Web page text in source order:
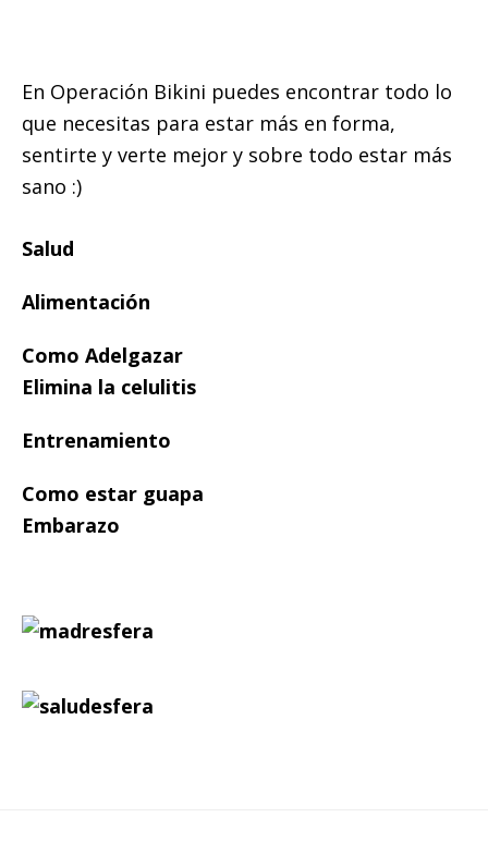
En Operación Bikini puedes encontrar todo lo
que necesitas para estar más en forma,
sentirte y verte mejor y sobre todo estar más
sano :)
Salud
Alimentación
Como Adelgazar
Elimina la celulitis
Entrenamiento
Como estar guapa
Embarazo